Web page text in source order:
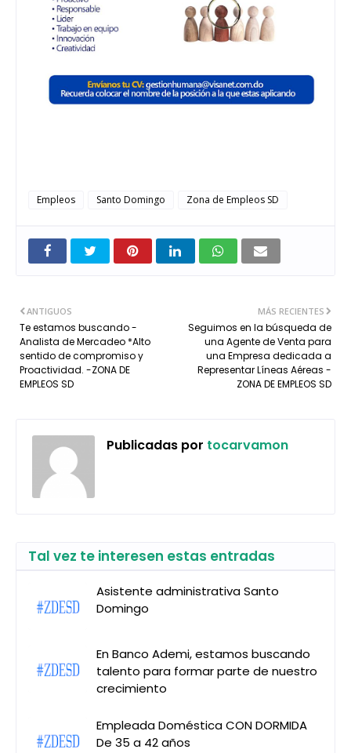
Empleos Santo Domingo Zona de Empleos SD
MÁS RECIENTES
Seguimos en la búsqueda de
una Agente de Venta para
una Empresa dedicada a
Representar Líneas Aéreas -
ZONA DE EMPLEOS SD
ANTIGUOS
Te estamos buscando -
Analista de Mercadeo *Alto
sentido de compromiso y
Proactividad. -ZONA DE
EMPLEOS SD
Publicadas por tocarvamon
Tal vez te interesen estas entradas
Asistente administrativa Santo
Domingo
En Banco Ademi, estamos buscando
talento para formar parte de nuestro
crecimiento
Empleada Doméstica CON DORMIDA
De 35 a 42 años